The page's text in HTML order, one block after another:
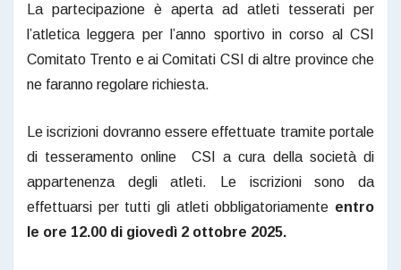
La partecipazione è aperta ad atleti tesserati per
l’atletica leggera per l’anno sportivo in corso al CSI
Comitato Trento e ai Comitati CSI di altre province che
ne faranno regolare richiesta.
Le iscrizioni dovranno essere effettuate tramite portale
di tesseramento online CSI a cura della società di
appartenenza degli atleti. Le iscrizioni sono da
effettuarsi per tutti gli atleti obbligatoriamente entro
le ore 12.00 di giovedì 2 ottobre 2025.